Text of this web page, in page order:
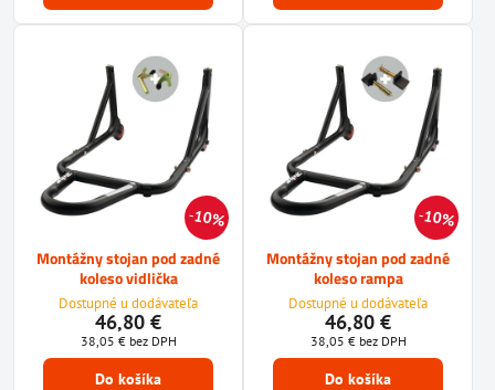
10%
Montážny stojan pod zadné
koleso vidlička
Dostupné u dodávateľa
46,80 €
38,05 € bez DPH
Do košíka
10%
Montážny stojan pod zadné
koleso rampa
Dostupné u dodávateľa
46,80 €
38,05 € bez DPH
Do košíka